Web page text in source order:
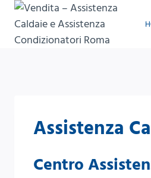
Salta
contenuto
Assistenza
Centro